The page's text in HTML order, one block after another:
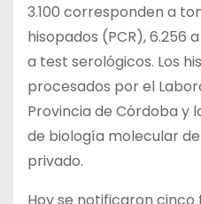
3.100 corresponden a
hisopados (PCR), 6.256
a test serológicos. Los
procesados por el
Provincia de Córdoba y
de biología molecular
privado.